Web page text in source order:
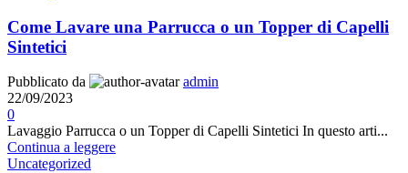
Come Lavare una Parrucca o un Topper di Capelli
Sintetici
Pubblicato da
admin
22/09/2023
0
Lavaggio Parrucca o un Topper di Capelli Sintetici In questo arti...
Continua a leggere
Uncategorized